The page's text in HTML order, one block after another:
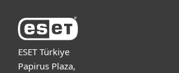
ESET Türkiye
Papirus Plaza,